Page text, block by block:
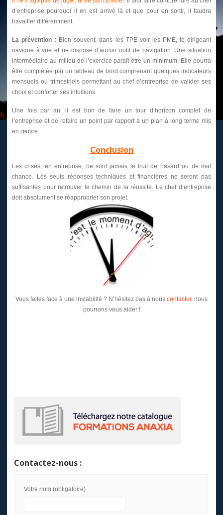
d’entreprise pourquoi il en est arrivé là et que pour en sortir, il faudra
travailler différemment.
La prévention : Bien souvent, dans les TPE voir les PME, le dirigeant
navigue à vue et ne dispose d’aucun outil de navigation. Une situation
intermédiaire au milieu de l’exercice paraît être un minimum. Elle pourra
être complétée par un tableau de bord comprenant quelques indicateurs
mensuels ou trimestriels permettant au chef d’entreprise de valider ses
choix et conforter ses intuitions.
Une fois par an, il est bon de faire un tour d’horizon complet de
l’entreprise et de refaire un point par rapport à un plan à long terme mis
en œuvre.
Conclusion
Les crises, en entreprise, ne sont jamais le fruit de hasard ou de mal
chance. Les seuls réponses techniques et financières ne seront pas
suffisantes pour retrouver le chemin de la réussite. Le chef d’entreprise
doit absolument se réapproprier son projet.
Vous faites face à une instabilité ? N’hésitez pas à nous contacter, nous
pourrons vous aider !
Contactez-nous :
Votre nom (obligatoire)